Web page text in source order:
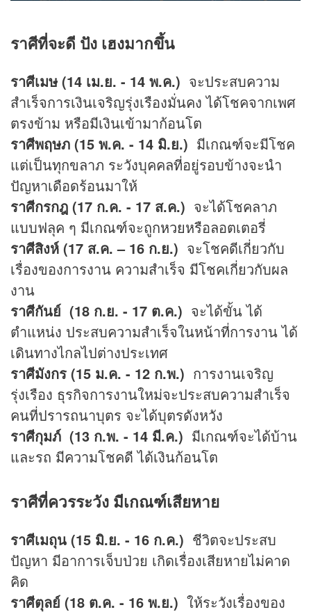
ราศีที่จะดี ปัง เฮงมากขึ้น
ราศีเมษ (14 เม.ย. - 14 พ.ค.) จะประสบความ
สำเร็จการเงินเจริญรุ่งเรืองมั่นคง ได้โชคจากเพศ
ตรงข้าม หรือมีเงินเข้ามาก้อนโต
ราศีพฤษภ (15 พ.ค. - 14 มิ.ย.) มีเกณฑ์จะมีโชค
แต่เป็นทุกขลาภ ระวังบุคคลที่อยู่รอบข้างจะนำ
ปัญหาเดือดร้อนมาให้
ราศีกรกฎ (17 ก.ค. - 17 ส.ค.) จะได้โชคลาภ
แบบฟลุค ๆ มีเกณฑ์จะถูกหวยหรือลอตเตอรี่
ราศีสิงห์ (17 ส.ค. – 16 ก.ย.) จะโชคดีเกี่ยวกับ
เรื่องของการงาน ความสำเร็จ มีโชคเกี่ยวกับผล
งาน
ราศีกันย์ (18 ก.ย. - 17 ต.ค.) จะได้ขั้น ได้
ตำแหน่ง ประสบความสำเร็จในหน้าที่การงาน ได้
เดินทางไกลไปต่างประเทศ
ราศีมังกร (15 ม.ค. - 12 ก.พ.) การงานเจริญ
รุ่งเรือง ธุรกิจการงานใหม่จะประสบความสำเร็จ
คนที่ปรารถนาบุตร จะได้บุตรดังหวัง
ราศีกุมภ์ (13 ก.พ. - 14 มี.ค.) มีเกณฑ์จะได้บ้าน
และรถ มีความโชคดี ได้เงินก้อนโต
ราศีที่ควรระวัง มีเกณฑ์เสียหาย
ราศีเมถุน (15 มิ.ย. - 16 ก.ค.) ชีวิตจะประสบ
ปัญหา มีอาการเจ็บป่วย เกิดเรื่องเสียหายไม่คาด
คิด
ราศีตุลย์ (18 ต.ค. - 16 พ.ย.) ให้ระวังเรื่องของ